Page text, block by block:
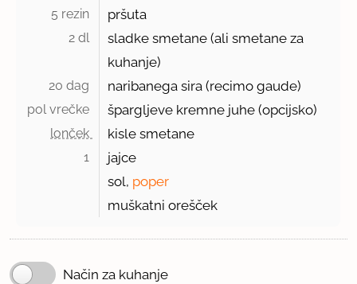
5 rezin pršuta
2 dl
sladke smetane (ali smetane za
kuhanje)
20 dag naribanega sira (recimo gaude)
pol vrečke špargljeve kremne juhe (opcijsko)
lonček kisle smetane
1
jajce
sol, poper
muškatni orešček
Način za kuhanje